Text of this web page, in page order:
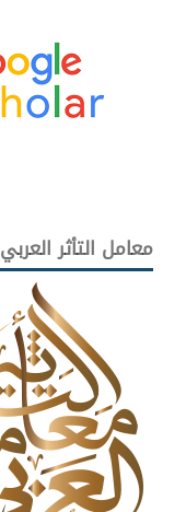
معامل التأثر العربي